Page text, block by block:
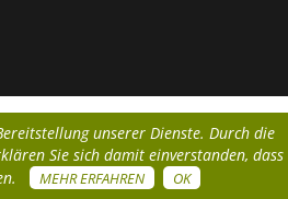
unserer Dienste. Durch die
Sie sich damit einverstanden, dass
MEHR ERFAHREN OK